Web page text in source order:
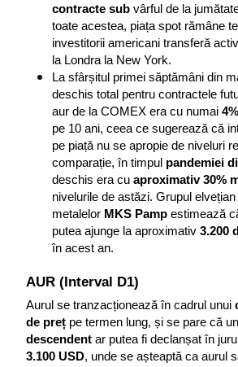
contracte sub vârful de la
toate acestea, piața spot rămâne
investitorii americani transferă
la Londra la New York.
La sfârșitul primei săptămâni din
deschis total pentru contractele
aur de la COMEX era cu numai
pe 10 ani, ceea ce sugerează că
pe piață nu se apropie de niveluri
comparație, în timpul pandemiei
deschis era cu aproximativ 30%
nivelurile de astăzi. Grupul
metalelor MKS Pamp estimează
putea ajunge la aproximativ 3.200
în acest an.
AUR (Interval D1)
Aurul se tranzacționează în cadrul unui
de preț pe termen lung, și se pare că un
descendent ar putea fi declanșat în
3.100 USD, unde se așteaptă ca aurul